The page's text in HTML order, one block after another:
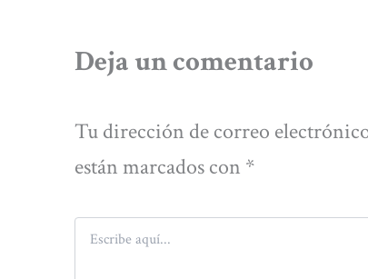
Deja un comentario
Tu dirección de correo
están marcados con *
Escribe
aquí...